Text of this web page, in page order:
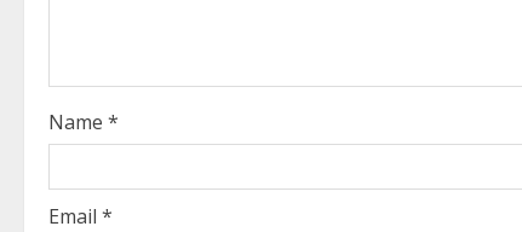
d
i
n
Name *
Email *